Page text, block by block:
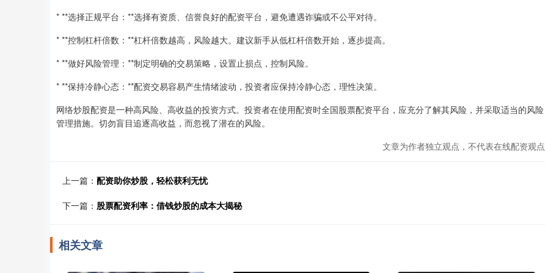
* **选择正规平台：**选择有资质、信誉良好的配资平台，避免遭遇诈骗或不公平对待。
* **控制杠杆倍数：**杠杆倍数越高，风险越大。建议新手从低杠杆倍数开始，逐步提高。
* **做好风险管理：**制定明确的交易策略，设置止损点，控制风险。
* **保持冷静心态：**配资交易容易产生情绪波动，投资者应保持冷静心态，理性决策。
网络炒股配资是一种高风险、高收益的投资方式。投资者在使用配资时全国股票配资平台，应充分了解其风险，并采取适当的风险
管理措施。切勿盲目追逐高收益，而忽视了潜在的风险。
文章为作者独立观点，不代表在线配资观点
上一篇： 配资助你炒股，轻松获利无忧
下一篇： 股票配资利率：借钱炒股的成本大揭秘
相关文章